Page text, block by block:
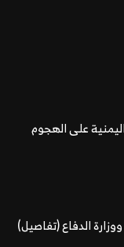
اليمنية على الهجوم
الدفاع (تفاصيل)